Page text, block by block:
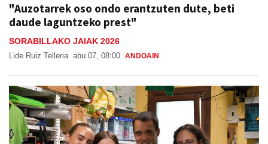
"Auzotarrek oso ondo erantzuten dute, beti
daude laguntzeko prest"
SORABILLAKO JAIAK 2026
Lide Ruiz Telleria abu 07, 08:00 ANDOAIN